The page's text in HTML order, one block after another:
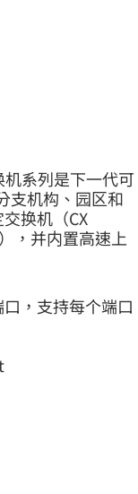
系列是下一代可
支机构、园区和
换机（CX
，并内置高速上
，支持每个端口